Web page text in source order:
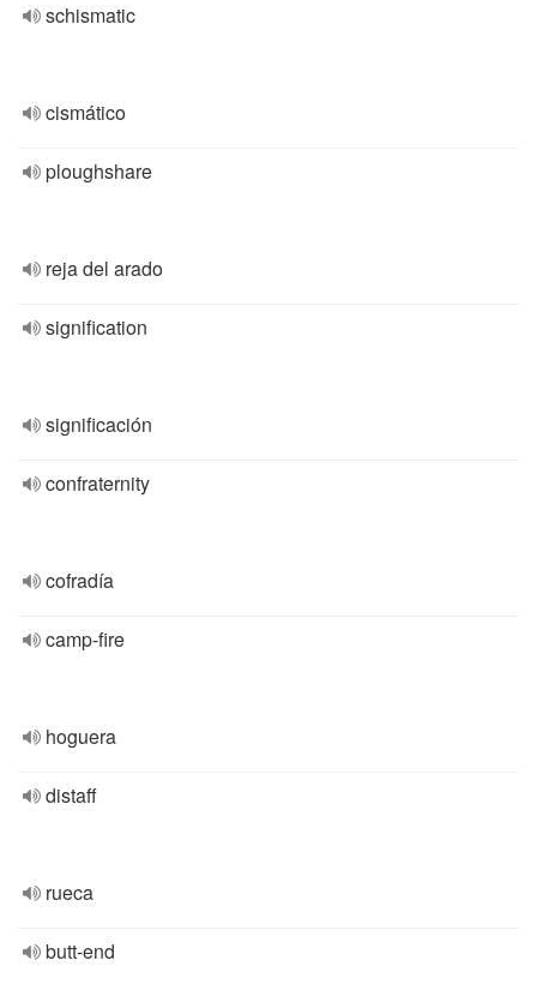
schismatic
cismático
ploughshare
reja del arado
signification
significación
confraternity
cofradía
camp-fire
hoguera
distaff
rueca
butt-end